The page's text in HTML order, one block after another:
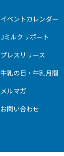
イベントカレンダー
Jミルクリポート
プレスリリース
牛乳の日・牛乳月間
メルマガ
お問い合わせ